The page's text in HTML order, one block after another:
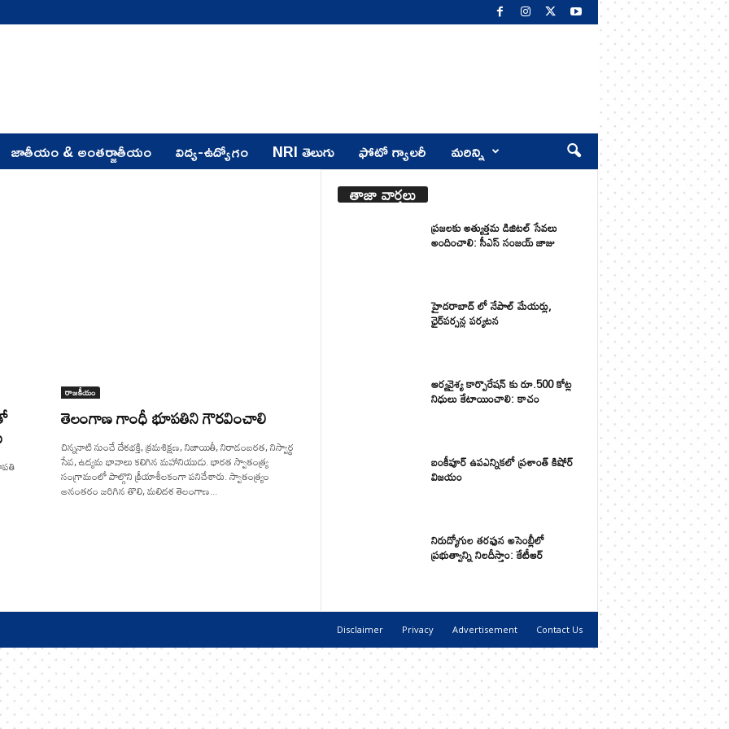
జాతీయం & అంతర్జాతీయం విద్య-ఉద్యోగం NRI తెలుగు ఫోటో గ్యాలరీ మరిన్ని
రాజకీయం
తెలంగాణ గాంధీ భూపతిని గౌరవించాలి
చిన్ననాటి నుంచే దేశభక్తి, క్రమశిక్షణ, నిజాయితీ, నిరాడంబరత, నిస్వార్థ
సేవ, ఉద్యమ భావాలు కలిగిన మహానియుడు. భారత స్వాతంత్ర్య
సంగ్రామంలో పాల్గొని క్రీయాశీలకంగా పనిచేశారు. స్వాతంత్ర్యం
అనంతరం జరిగిన తొలి, మలిదశ తెలంగాణ...
తాజా వార్తలు
ప్రజలకు అత్యుత్తమ డిజిటల్ సేవలు
అందించాలి: సీఎస్ సంజయ్ జాజు
హైదరాబాద్ లో నేపాల్ మేయర్లు,
ఛైర్‌పర్సన్ల పర్యటన
ఆర్యవైశ్య కార్పొరేషన్ కు రూ.500 కోట్ల
నిధులు కేటాయించాలి: కాచం
బంకీపూర్ ఉపఎన్నికలో ప్రశాంత్ కిషోర్
విజయం
నిరుద్యోగుల తరఫున అసెంబ్లీలో
ప్రభుత్వాన్ని నిలదీస్తాం: కేటీఆర్
Disclaimer Privacy Advertisement Contact Us